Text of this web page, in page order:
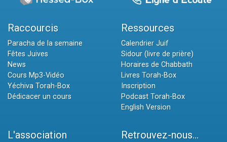
Raccourcis
Paracha de la semaine
Fêtes Juives
News
Cours Mp3-Vidéo
Yéchiva Torah-Box
Dédicacer un cours
Ressources
Calendrier Juif
Sidour (livre de prière)
Horaires de Chabbath
Livres Torah-Box
Inscription
Podcast Torah-Box
English Version
L'association Retrouvez-nous...